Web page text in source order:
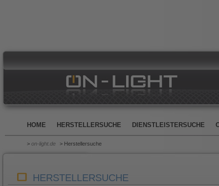
HOME HERSTELLERSUCHE DIENSTLEISTERSUCHE
> on-light.de > Herstellersuche
HERSTELLERSUCHE